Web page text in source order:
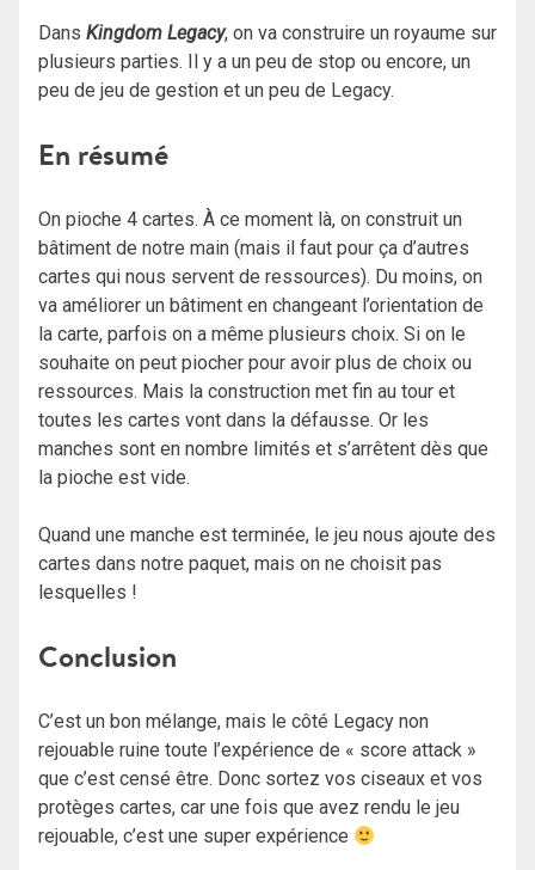
Dans Kingdom Legacy, on va construire un royaume sur
plusieurs parties. Il y a un peu de stop ou encore, un
peu de jeu de gestion et un peu de Legacy.
En résumé
On pioche 4 cartes. À ce moment là, on construit un
bâtiment de notre main (mais il faut pour ça d’autres
cartes qui nous servent de ressources). Du moins, on
va améliorer un bâtiment en changeant l’orientation de
la carte, parfois on a même plusieurs choix. Si on le
souhaite on peut piocher pour avoir plus de choix ou
ressources. Mais la construction met fin au tour et
toutes les cartes vont dans la défausse. Or les
manches sont en nombre limités et s’arrêtent dès que
la pioche est vide.
Quand une manche est terminée, le jeu nous ajoute des
cartes dans notre paquet, mais on ne choisit pas
lesquelles !
Conclusion
C’est un bon mélange, mais le côté Legacy non
rejouable ruine toute l’expérience de « score attack »
que c’est censé être. Donc sortez vos ciseaux et vos
protèges cartes, car une fois que avez rendu le jeu
rejouable, c’est une super expérience